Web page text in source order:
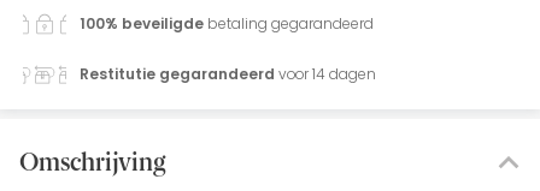
100% beveiligde betaling gegarandeerd
Restitutie gegarandeerd voor 14 dagen
Omschrijving